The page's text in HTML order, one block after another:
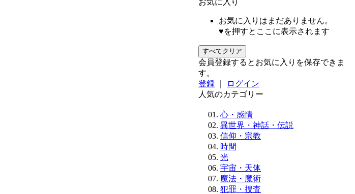
お気に入り
お気に入りはまだありません。
♥を押すとここに表示されます
すべてクリア
会員登録するとお気に入りを保存できま
す。
登録
ログイン
人気のカテゴリー
心・感情
異世界・神話・伝説
信仰・宗教
時間
光
宇宙・天体
魔法・魔術
犯罪・捜査